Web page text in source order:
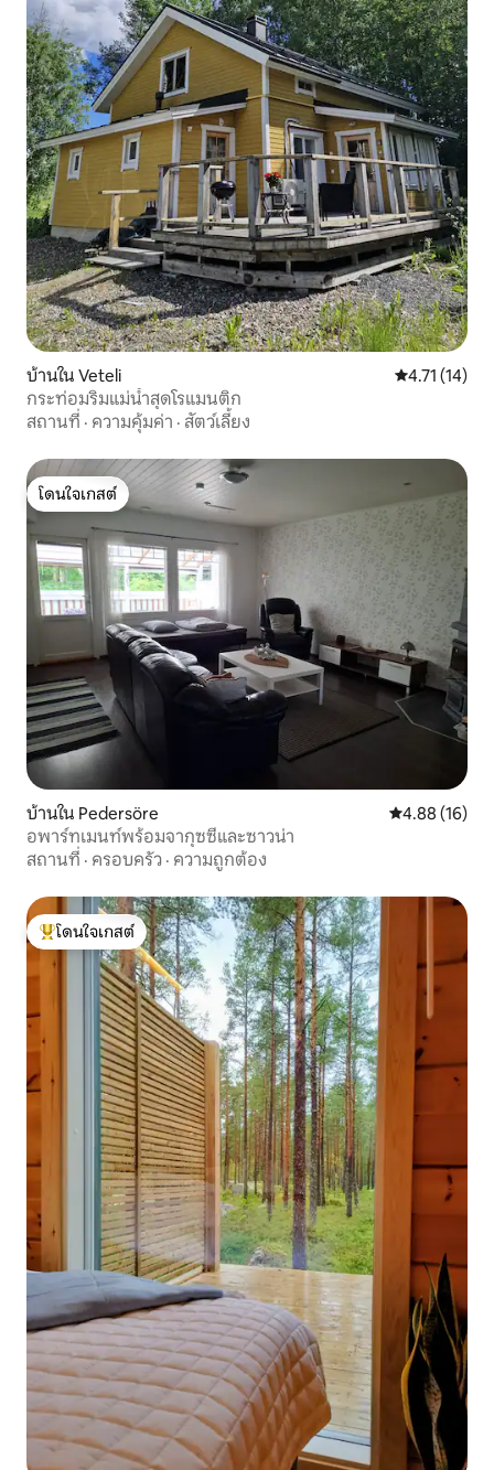
บ้านใน Veteli คะแนนเฉลี่ย
4.71 (14)
กระท่อมริมแม่น้ำสุดโรแมนติก
สถานที่ · ความคุ้มค่า · สัตว์เลี้ยง
โดนใจเกสต์
โดนใจเกสต์
บ้านใน Pedersöre คะแนนเฉลี่ย
4.88 (16)
อพาร์ทเมนท์พร้อมจากุซซี่และซาวน่า
สถานที่ · ครอบครัว · ความถูกต้อง
โดนใจเกสต์ที่สุด
โดนใจเกสต์